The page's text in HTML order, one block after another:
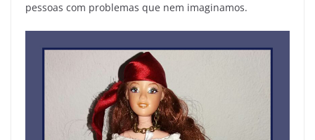
pessoas com problemas que nem imaginamos.